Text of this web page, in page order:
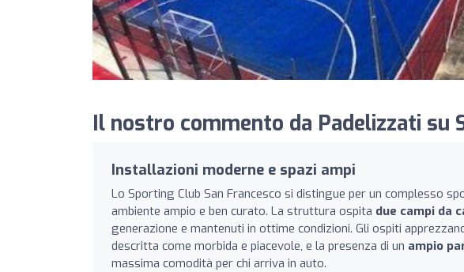
Il nostro commento da Padelizzati su
Installazioni moderne e spazi ampi
Lo Sporting Club San Francesco si distingue per un complesso
ambiente ampio e ben curato. La struttura ospita due campi da
generazione e mantenuti in ottime condizioni. Gli ospiti
descritta come morbida e piacevole, e la presenza di un ampio
massima comodità per chi arriva in auto.